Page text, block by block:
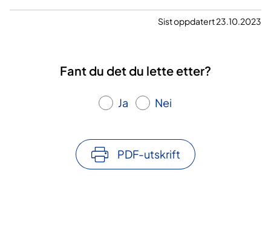
Sist oppdatert 23.10.2023
Fant du det du lette etter?
Ja Nei
PDF-utskrift